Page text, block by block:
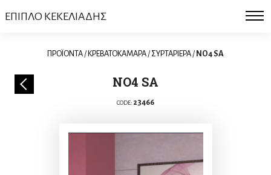
ΕΠΙΠΛΟ ΚΕΚΕΛΙΑΔΗΣ
ΠΡΟΪΟΝΤΑ / ΚΡΕΒΑΤΟΚΑΜΑΡΑ / ΣΥΡΤΑΡΙΕΡΑ / NO4 SA
NO4 SA
CODE: 23466